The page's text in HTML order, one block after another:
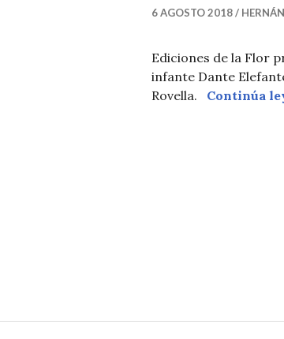
I
I
A
S
6 AGOSTO 2018
Ediciones de la Flor
infante Dante
Rovella. Continúa